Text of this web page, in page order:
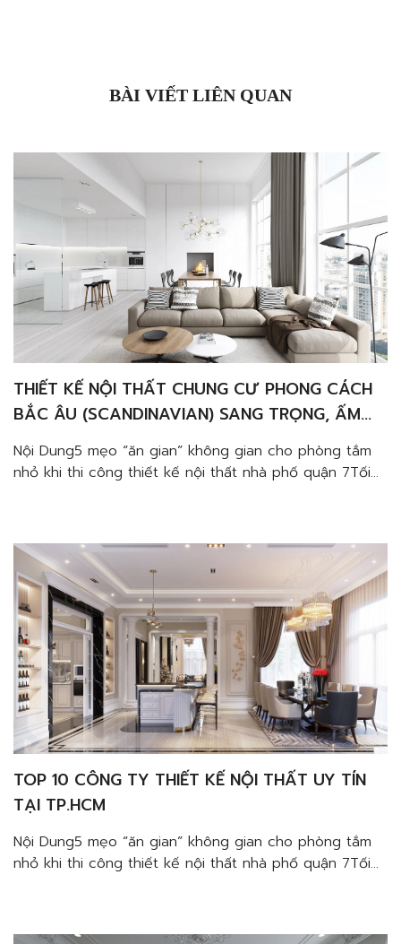
BÀI VIẾT LIÊN QUAN
THIẾT KẾ NỘI THẤT CHUNG CƯ PHONG CÁCH
BẮC ÂU (SCANDINAVIAN) SANG TRỌNG, ẤM
CÚNG VÀ TINH TẾ
Nội Dung5 mẹo “ăn gian” không gian cho phòng tắm
nhỏ khi thi công thiết kế nội thất nhà phố quận 7Tối
Gia Decor – giúp bạn sáng […]
TOP 10 CÔNG TY THIẾT KẾ NỘI THẤT UY TÍN
TẠI TP.HCM
Nội Dung5 mẹo “ăn gian” không gian cho phòng tắm
nhỏ khi thi công thiết kế nội thất nhà phố quận 7Tối